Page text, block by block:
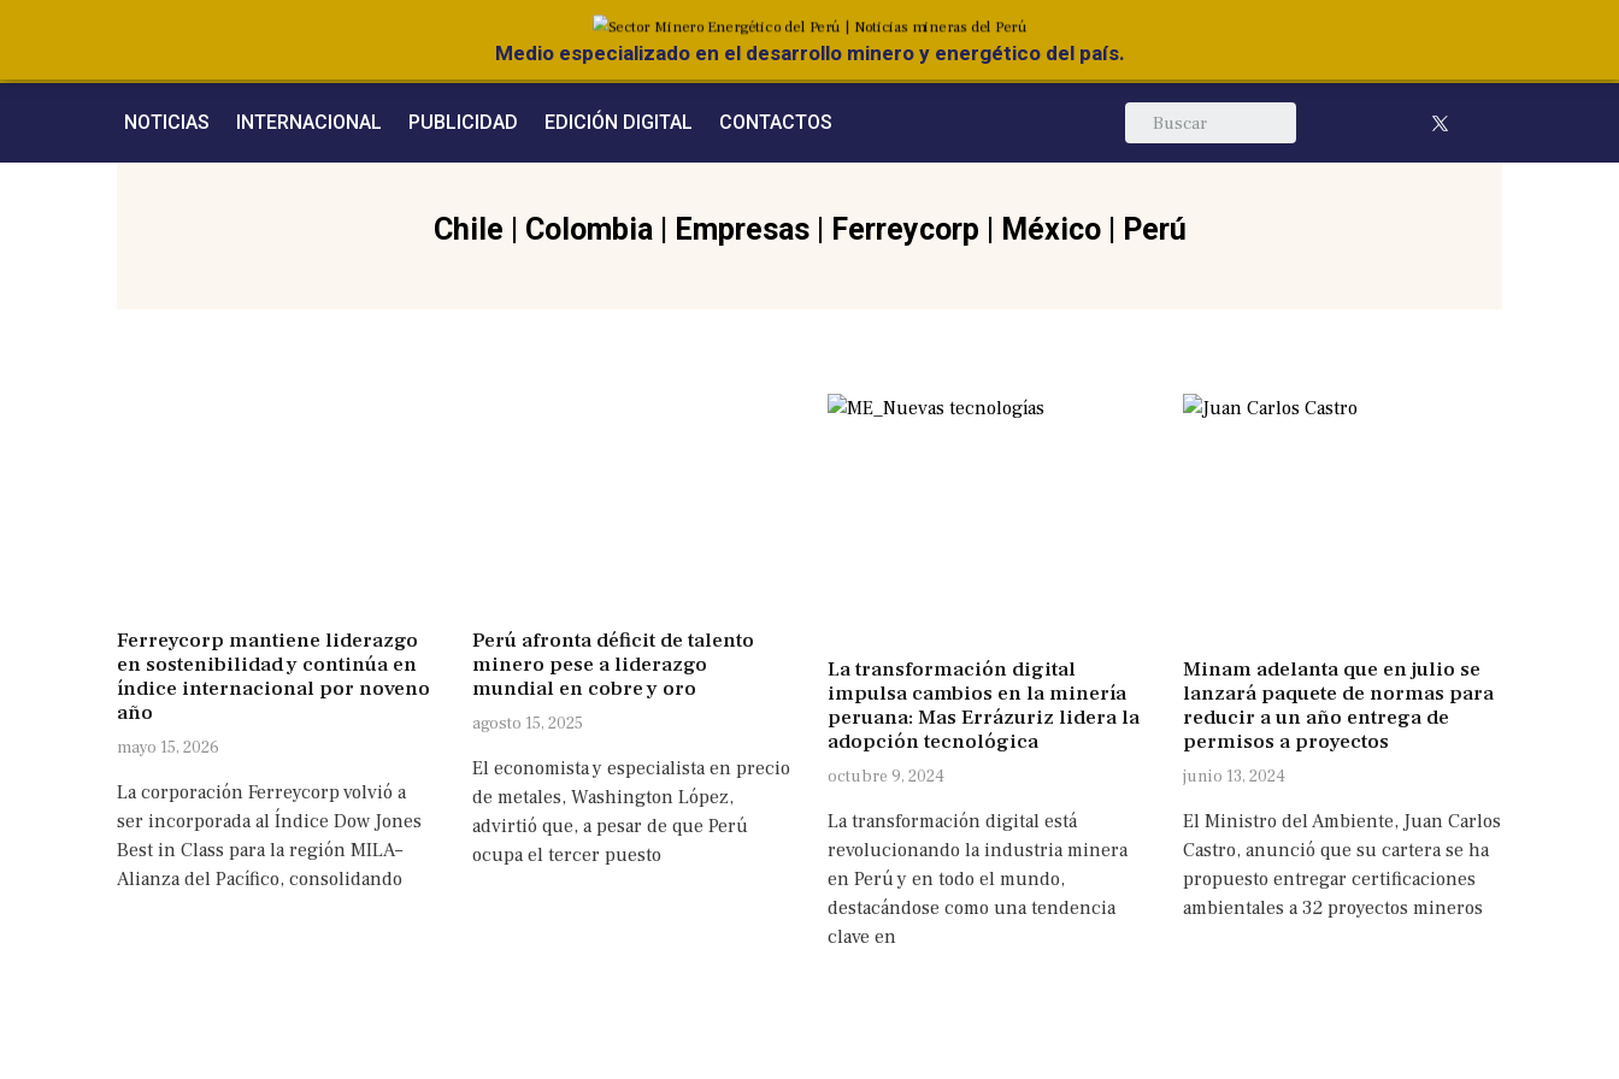
Medio especializado en el desarrollo minero y energético del país.
NOTICIAS INTERNACIONAL PUBLICIDAD EDICIÓN DIGITAL CONTACTOS
Chile Colombia| Empresas| Ferreycorp México| Perú
Ferreycorp mantiene liderazgo
en sostenibilidad y continúa en
índice internacional por noveno
año
mayo 15, 2026
La corporación Ferreycorp volvió a
ser incorporada al Índice Dow Jones
Best in Class para la región MILA–
Alianza del Pacífico, consolidando
Perú afronta déficit de talento
minero pese a liderazgo
mundial en cobre y oro
agosto 15, 2025
El economista y especialista en precio
de metales, Washington López,
advirtió que, a pesar de que Perú
ocupa el tercer puesto
La transformación digital
impulsa cambios en la minería
peruana: Mas Errázuriz lidera la
adopción tecnológica
octubre 9, 2024
La transformación digital está
revolucionando la industria minera
en Perú y en todo el mundo,
destacándose como una tendencia
clave en
Minam adelanta que en julio se
lanzará paquete de normas para
reducir a un año entrega de
permisos a proyectos
junio 13, 2024
El Ministro del Ambiente, Juan Carlos
Castro, anunció que su cartera se ha
propuesto entregar certificaciones
ambientales a 32 proyectos mineros